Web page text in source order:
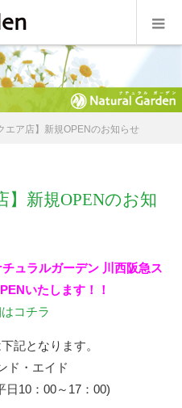
エア店】新規OPENのお知らせ
】新規OPENのお知
ュラルガーデン 川西阪急ス
いたします！！
コチラ
記となります。
ド・エイド
日10：00～17：00)